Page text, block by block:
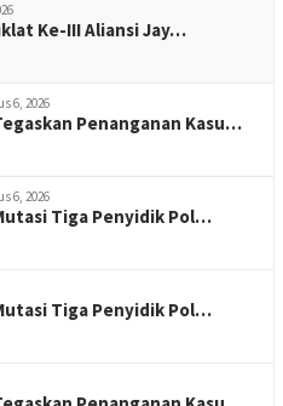
Ke-III Aliansi Jay…
6, 2026
Penanganan Kasu…
6, 2026
Tiga Penyidik Pol…
Tiga Penyidik Pol…